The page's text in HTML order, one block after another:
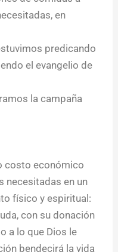
en
predicando
el evangelio de
la campaña
costo económico
necesitadas en un
físico y espiritual:
con su donación
a lo que Dios le
bendecirá la vida